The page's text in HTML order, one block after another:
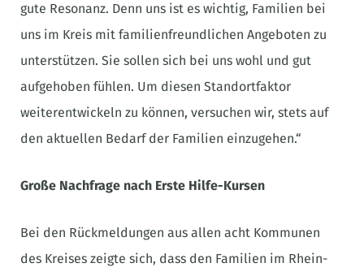
gute Resonanz. Denn uns ist es wichtig, Familien bei
uns im Kreis mit familienfreundlichen Angeboten zu
unterstützen. Sie sollen sich bei uns wohl und gut
aufgehoben fühlen. Um diesen Standortfaktor
weiterentwickeln zu können, versuchen wir, stets auf
den aktuellen Bedarf der Familien einzugehen.“
Große Nachfrage nach Erste Hilfe-Kursen
Bei den Rückmeldungen aus allen acht Kommunen
des Kreises zeigte sich, dass den Familien im Rhein-